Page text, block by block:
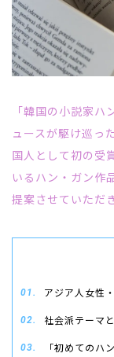
「韓国の小説家
ュースが駆け巡っ
国人として初の受
いるハン・ガン作
提案させていただ
アジア人女性
社会派テーマ
「初めてのハ